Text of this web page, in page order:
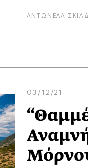
ΑΝΤΩΝΕΛΑ
03/12/21